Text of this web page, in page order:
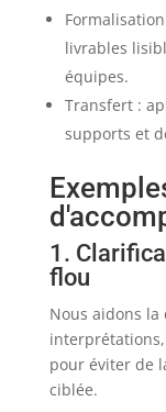
livrables
équipes.
Transfert :
supports et
1.
flou
Nous aidons
pour éviter de
ciblée.